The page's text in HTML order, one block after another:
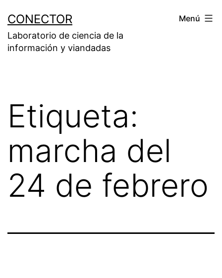
contenido
CONECTOR
Laboratorio de ciencia de la
información y viandadas
Menú
Etiqueta:
marcha del
24 de febrero